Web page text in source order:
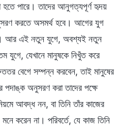
হতে পারে। তাদের আনুগত্যপূর্ণ হৃদয়
করতে অসমর্থ হবে। আগের যুগ
আর এই নতুন যুগে, অবশ্যই নতুন
যুগে, যেখানে মানুষকে নিখুঁত করে
বেগে সম্পন্ন করবেন, তাই মানুষের
অনুসরণ করা তাদের পক্ষে
আবদ্ধ নন, বা তিনি তাঁর কাজের
করেন না। পরিবর্তে, যে কাজ তিনি